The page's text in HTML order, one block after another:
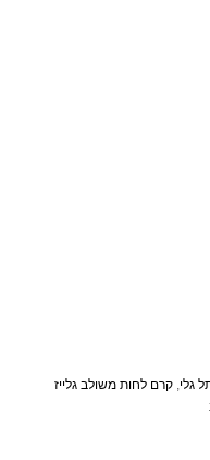
גלי, קרם לחות משולב גלייז